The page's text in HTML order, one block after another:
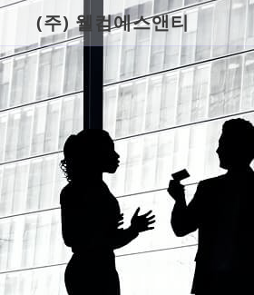
(주) 웰컴에스앤티